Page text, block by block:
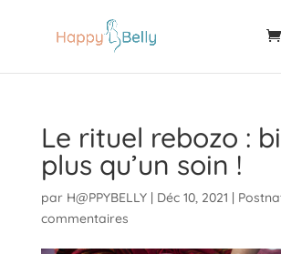
Le rituel rebozo :
plus qu’un soin !
par H@PPYBELLY| Déc 10, 2021 |
commentaires